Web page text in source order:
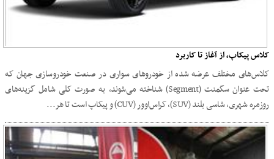
کلاس پیکاپ، از آغاز تا کاربرد
کلاس‌های مختلف عرضه شده از خودروهای سواری در صنعت خودروسازی جهان که
تحت عنوان سگمنت (Segment) شناخته می‌شوند، به صورت کلی شامل گزینه‌های
روزمره شهری، شاسی بلند (SUV)، کراس‌اوور (CUV) و پیکاپ است تا هر...